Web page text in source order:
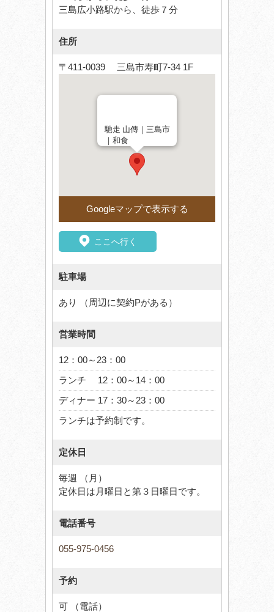
三島広小路駅から、徒歩７分
住所
〒411-0039 三島市寿町7-34 1F
馳走 山傳｜三島市
｜和食
Googleマップで表示する
ここへ行く
駐車場
あり （周辺に契約Pがある）
営業時間
12：00～23：00
ランチ 12：00～14：00
ディナー 17：30～23：00
ランチは予約制です。
定休日
毎週 （月）
定休日は月曜日と第３日曜日です。
電話番号
055-975-0456
予約
可 （電話）